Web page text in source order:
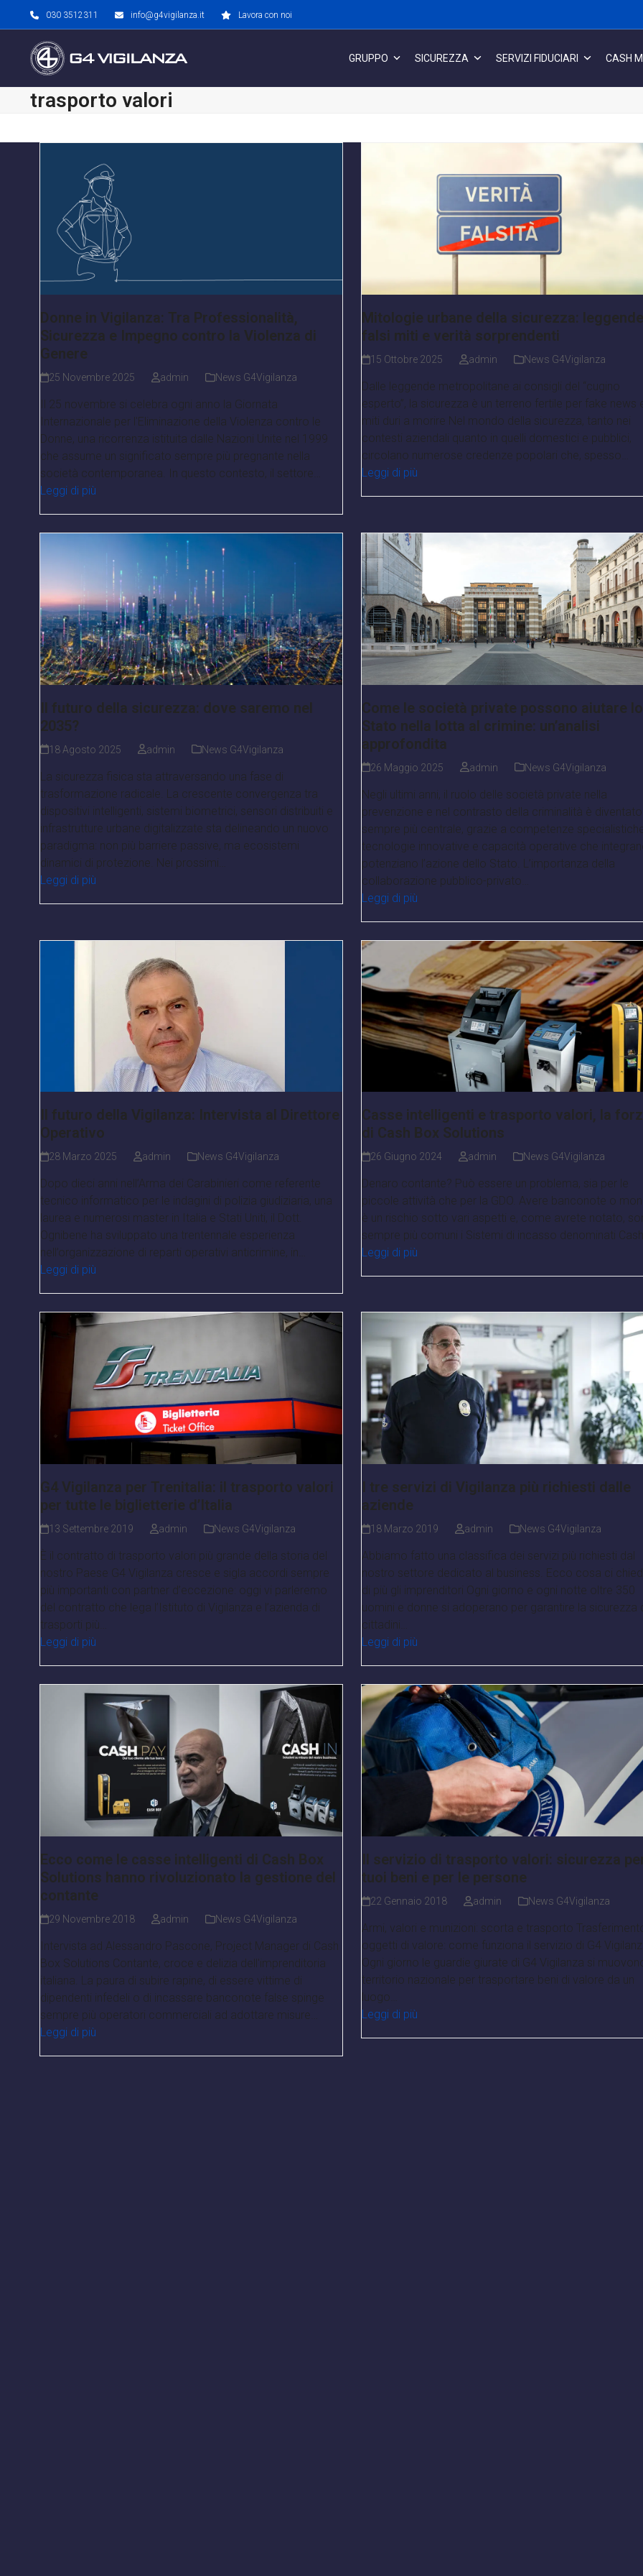
content
030 3512311 info@g4vigilanza.it Lavora con noi
GRUPPO SICUREZZA SERVIZI FIDUCIARI CASH
trasporto valori
Donne in Vigilanza: Tra Professionalità,
Sicurezza e Impegno contro la Violenza di
Genere
25 Novembre 2025 admin News G4Vigilanza
Il 25 novembre si celebra ogni anno la Giornata
Internazionale per l'Eliminazione della Violenza contro le
Donne, una ricorrenza istituita dalle Nazioni Unite nel 1999
che assume un significato sempre più pregnante nella
società contemporanea. In questo contesto, il settore…
Leggi di più
Mitologie urbane della sicurezza:
falsi miti e verità sorprendenti
15 Ottobre 2025 admin News G4Vigilanza
Dalle leggende metropolitane ai consigli del “cugino
esperto”, la sicurezza è un terreno fertile per fake news
miti duri a morire Nel mondo della sicurezza, tanto nei
contesti aziendali quanto in quelli domestici e pubblici,
circolano numerose credenze popolari che, spesso…
Leggi di più
Il futuro della sicurezza: dove saremo nel
2035?
18 Agosto 2025 admin News G4Vigilanza
La sicurezza fisica sta attraversando una fase di
trasformazione radicale. La crescente convergenza tra
dispositivi intelligenti, sistemi biometrici, sensori distribuiti e
infrastrutture urbane digitalizzate sta delineando un nuovo
paradigma: non più barriere passive, ma ecosistemi
dinamici di protezione. Nei prossimi…
Leggi di più
Come le società private possono aiutare lo
Stato nella lotta al crimine: un’analisi
approfondita
26 Maggio 2025 admin News G4Vigilanza
Negli ultimi anni, il ruolo delle società private nella
prevenzione e nel contrasto della criminalità è diventato
sempre più centrale, grazie a competenze
tecnologie innovative e capacità operative che
potenziano l’azione dello Stato. L’importanza della
collaborazione pubblico-privato…
Leggi di più
Il futuro della Vigilanza: Intervista al Direttore
Operativo
28 Marzo 2025 admin News G4Vigilanza
Dopo dieci anni nell’Arma dei Carabinieri come referente
tecnico informatico per le indagini di polizia giudiziaria, una
laurea e numerosi master in Italia e Stati Uniti, il Dott.
Ognibene ha sviluppato una trentennale esperienza
nell’organizzazione di reparti operativi anticrimine, in…
Leggi di più
Casse intelligenti e trasporto valori, la
di Cash Box Solutions
26 Giugno 2024 admin News G4Vigilanza
Denaro contante? Può essere un problema, sia per le
piccole attività che per la GDO. Avere banconote o
è un rischio sotto vari aspetti e, come avrete notato,
sempre più comuni i Sistemi di incasso denominati Cash
Leggi di più
G4 Vigilanza per Trenitalia: il trasporto valori
per tutte le biglietterie d’Italia
13 Settembre 2019 admin News G4Vigilanza
È il contratto di trasporto valori più grande della storia del
nostro Paese G4 Vigilanza cresce e sigla accordi sempre
più importanti con partner d’eccezione: oggi vi parleremo
del contratto che lega l’Istituto di Vigilanza e l’azienda di
trasporti più…
Leggi di più
I tre servizi di Vigilanza più richiesti dalle
aziende
18 Marzo 2019 admin News G4Vigilanza
Abbiamo fatto una classifica dei servizi più richiesti dal
nostro settore dedicato al business. Ecco cosa ci
di più gli imprenditori Ogni giorno e ogni notte oltre 350
uomini e donne si adoperano per garantire la sicurezza
cittadini…
Leggi di più
Ecco come le casse intelligenti di Cash Box
Solutions hanno rivoluzionato la gestione del
contante
29 Novembre 2018 admin News G4Vigilanza
Intervista ad Alessandro Pascone, Project Manager di Cash
Box Solutions Contante, croce e delizia dell'imprenditoria
italiana. La paura di subire rapine, di essere vittime di
dipendenti infedeli o di incassare banconote false spinge
sempre più operatori commerciali ad adottare misure…
Leggi di più
Il servizio di trasporto valori: sicurezza
tuoi beni e per le persone
22 Gennaio 2018 admin News G4Vigilanza
Armi, valori e munizioni: scorta e trasporto
oggetti di valore: come funziona il servizio di G4
Ogni giorno le guardie giurate di G4 Vigilanza si
territorio nazionale per trasportare beni di valore da un
luogo…
Leggi di più